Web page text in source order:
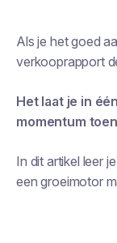
Als je het goed
verkooprapport
Het laat je in
momentum
In dit artikel leer
een groeimotor